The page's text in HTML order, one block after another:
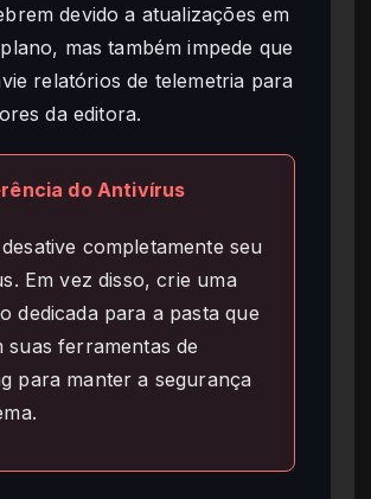
devido a atualizações em
mas também impede que
relatórios de telemetria para
da editora.
do Antivírus
completamente seu
Em vez disso, crie uma
dedicada para a pasta que
suas ferramentas de
para manter a segurança